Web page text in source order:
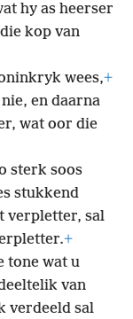
hy as heerser
kop van
wees,+
en daarna
wat oor die
sterk soos
stukkend
verpletter, sal
+
tone wat u
van
verdeeld sal